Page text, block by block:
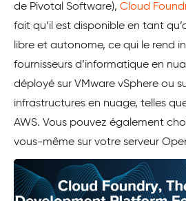
de Pivotal Software), Cloud
fait qu’il est disponible en tant
libre et autonome, ce qui le rend
fournisseurs d’informatique en
déployé sur VMware vSphere ou
infrastructures en nuage, telles
AWS. Vous pouvez également
vous-même sur votre serveur